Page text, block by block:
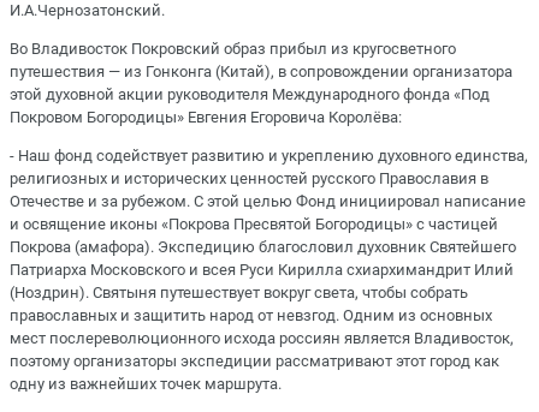
И.А.Чернозатонский.
Во Владивосток Покровский образ прибыл из кругосветного
путешествия — из Гонконга (Китай), в сопровождении организатора
этой духовной акции руководителя Международного фонда «Под
Покровом Богородицы» Евгения Егоровича Королёва:
- Наш фонд содействует развитию и укреплению духовного единства,
религиозных и исторических ценностей русского Православия в
Отечестве и за рубежом. С этой целью Фонд инициировал написание
и освящение иконы «Покрова Пресвятой Богородицы» с частицей
Покрова (амафора). Экспедицию благословил духовник Святейшего
Патриарха Московского и всея Руси Кирилла схиархимандрит Илий
(Ноздрин). Святыня путешествует вокруг света, чтобы собрать
православных и защитить народ от невзгод. Одним из основных
мест послереволюционного исхода россиян является Владивосток,
поэтому организаторы экспедиции рассматривают этот город как
одну из важнейших точек маршрута.